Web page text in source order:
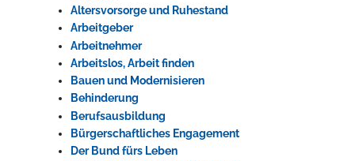
Bildung
Wirtschaft
Rathaus
Willkommen in Hockenheim
Altersvorsorge und Ruhestand
Arbeitgeber
Arbeitnehmer
Arbeitslos, Arbeit finden
Bauen und Modernisieren
Behinderung
Berufsausbildung
Bürgerschaftliches Engagement
Der Bund fürs Leben